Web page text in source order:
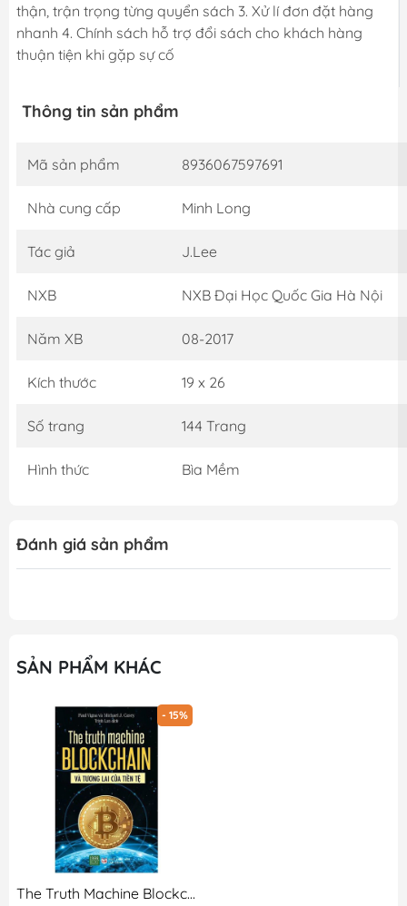
thận, trận trọng từng quyển sách 3. Xử lí đơn đặt hàng
nhanh 4. Chính sách hỗ trợ đổi sách cho khách hàng
thuận tiện khi gặp sự cố
Thông tin sản phẩm
Mã sản phẩm 8936067597691
Nhà cung cấp Minh Long
Tác giả J.Lee
NXB NXB Đại Học Quốc Gia Hà Nội
Năm XB 08-2017
Kích thước 19 x 26
Số trang 144 Trang
Hình thức Bìa Mềm
Đánh giá sản phẩm
SẢN PHẨM KHÁC
- 15%
The Truth Machine Blockchain Và Tương Lai Của Tiền Tệ